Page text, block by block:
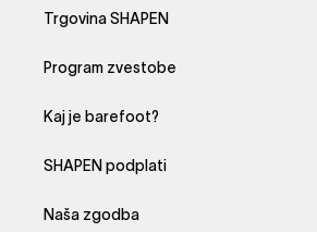
Trgovina SHAPEN
Program zvestobe
Kaj je barefoot?
SHAPEN podplati
Naša zgodba